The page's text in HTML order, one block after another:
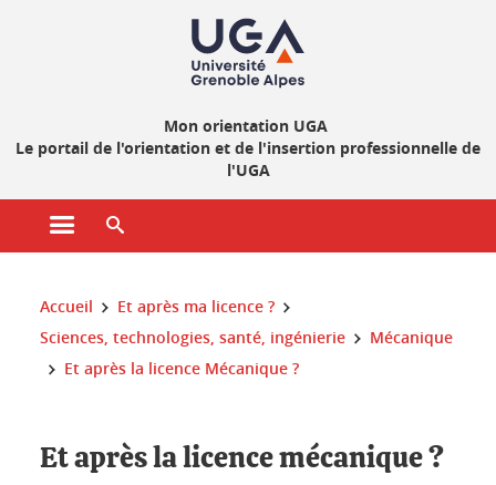
Mon orientation UGA
Le portail de l'orientation et de l'insertion professionnelle de
l'UGA
Ouvrir le menu principal
Vous êtes ici :
Accueil
Et après ma licence ?
Sciences, technologies, santé, ingénierie
Mécanique
Et après la licence Mécanique ?
Et après la licence mécanique ?